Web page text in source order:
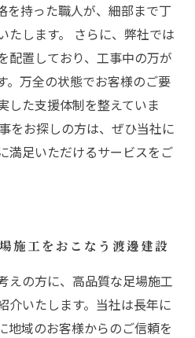
を持った職人が、細部まで丁
たします。 さらに、弊社では
配置しており、工事中の万が
。万全の状態でお客様のご要
した支援体制を整えていま
をお探しの方は、ぜひ当社に
満足いただけるサービスをご
施工をおこなう渡邊建設
えの方に、高品質な足場施工
介いたします。当社は長年に
地域のお客様からのご信頼を